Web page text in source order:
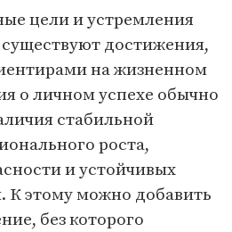
цели и устремления
существуют достижения,
на жизненном
о личном успехе обычно
стабильной
роста,
и устойчивых
этому можно добавить
без которого